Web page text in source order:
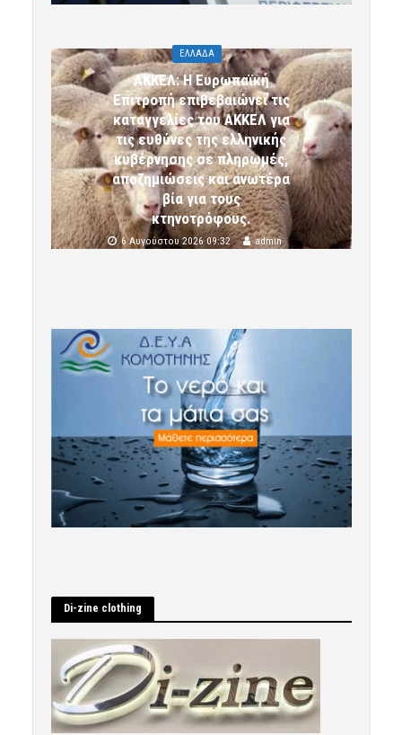
ΕΛΛΑΔΑ
ΑΚΚΕΛ: Η Ευρωπαϊκή
Επιτροπή επιβεβαιώνει τις
καταγγελίες του ΑΚΚΕΛ για
τις ευθύνες της ελληνικής
κυβέρνησης σε πληρωμές,
αποζημιώσεις και ανωτέρα
βία για τους
κτηνοτρόφους.
6 Αυγούστου 2026 09:32 admin
Di-zine clothing